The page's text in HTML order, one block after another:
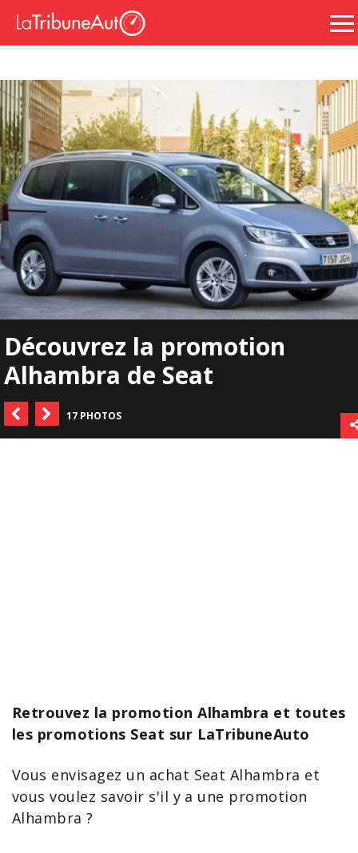
Découvrez la promotion
Alhambra de Seat
17 PHOTOS
Retrouvez la promotion Alhambra et toutes
les promotions Seat sur LaTribuneAuto
Vous envisagez un achat Seat Alhambra et
vous voulez savoir s'il y a une promotion
Alhambra ?